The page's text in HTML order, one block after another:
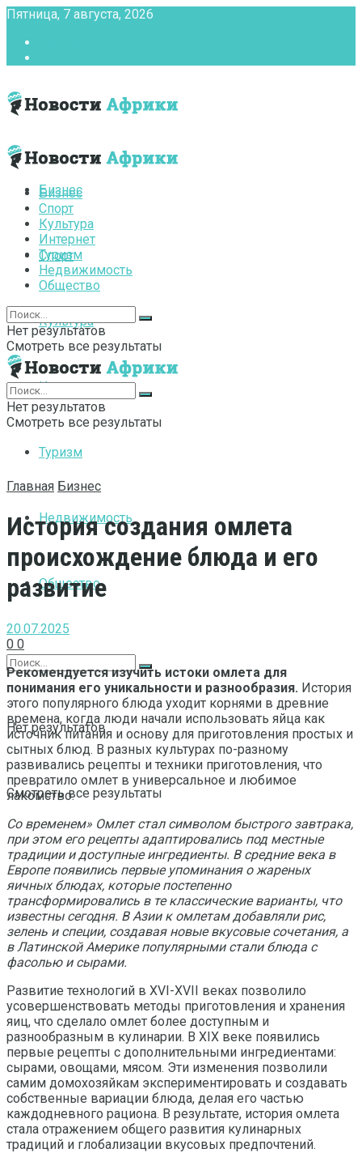
Пятница, 7 августа, 2026
Бизнес
Спорт
Культура
Интернет
Туризм
Недвижимость
Общество
Нет результатов
Смотреть все результаты
Бизнес
Спорт
Культура
Интернет
Туризм
Недвижимость
Общество
Нет результатов
Смотреть все результаты
Нет результатов
Смотреть все результаты
Главная Бизнес
История создания омлета
происхождение блюда и его
развитие
20.07.2025
0 0
Рекомендуется изучить истоки омлета для
понимания его уникальности и разнообразия. История
этого популярного блюда уходит корнями в древние
времена, когда люди начали использовать яйца как
источник питания и основу для приготовления простых и
сытных блюд. В разных культурах по-разному
развивались рецепты и техники приготовления, что
превратило омлет в универсальное и любимое
лакомство.
Со временем» Омлет стал символом быстрого завтрака,
при этом его рецепты адаптировались под местные
традиции и доступные ингредиенты. В средние века в
Европе появились первые упоминания о жареных
яичных блюдах, которые постепенно
трансформировались в те классические варианты, что
известны сегодня. В Азии к омлетам добавляли рис,
зелень и специи, создавая новые вкусовые сочетания, а
в Латинской Америке популярными стали блюда с
фасолью и сырами.
Развитие технологий в XVI-XVII веках позволило
усовершенствовать методы приготовления и хранения
яиц, что сделало омлет более доступным и
разнообразным в кулинарии. В XIX веке появились
первые рецепты с дополнительными ингредиентами:
сырами, овощами, мясом. Эти изменения позволили
самим домохозяйкам экспериментировать и создавать
собственные вариации блюда, делая его частью
каждодневного рациона. В результате, история омлета
стала отражением общего развития кулинарных
традиций и глобализации вкусовых предпочтений.